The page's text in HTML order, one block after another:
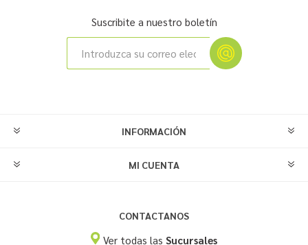
Suscribite a nuestro boletín
INFORMACIÓN
MI CUENTA
CONTACTANOS
Ver todas lasSucursales